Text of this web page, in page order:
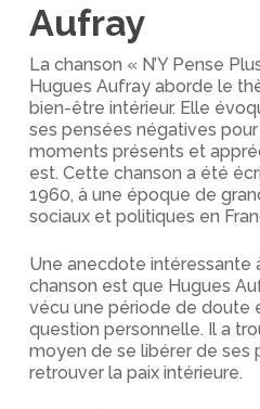
Aufray
La chanson « N’Y Pense
Hugues Aufray aborde le
bien-être intérieur. Elle
ses pensées négatives
moments présents et
est. Cette chanson a été
1960, à une époque de
sociaux et politiques en
Une anecdote intéressante
chanson est que Hugues
vécu une période de doute
question personnelle. Il a
moyen de se libérer de ses
retrouver la paix intérieure.